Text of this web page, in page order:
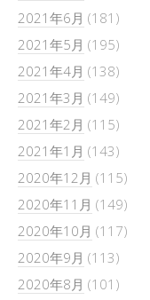
2021年6月 (181)
2021年5月 (195)
2021年4月 (138)
2021年3月 (149)
2021年2月 (115)
2021年1月 (143)
2020年12月 (115)
2020年11月 (149)
2020年10月 (117)
2020年9月 (113)
2020年8月 (101)